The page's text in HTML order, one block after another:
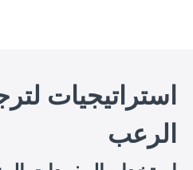
استراتيجيات
الرعب